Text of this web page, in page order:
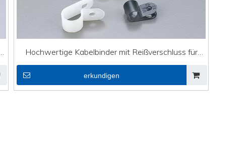
Hochwertige Kabelbinder mit Reißverschluss für
DVI-Leitung R-Typ-Kabelklemmen CHS-3/16R
erkundigen